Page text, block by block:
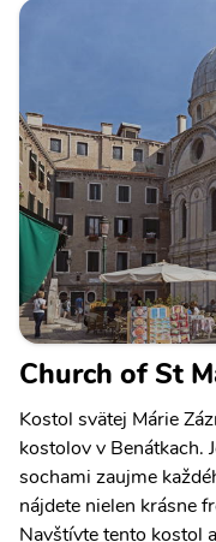
Church of St
Kostol svätej Márie
kostolov v Benátkach.
sochami zaujme
nájdete nielen krásne
Navštívte tento kostol